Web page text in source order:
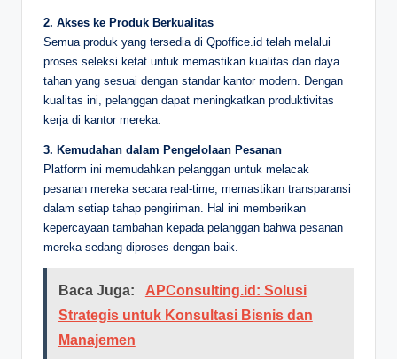
2. Akses ke Produk Berkualitas
Semua produk yang tersedia di Qpoffice.id telah melalui
proses seleksi ketat untuk memastikan kualitas dan daya
tahan yang sesuai dengan standar kantor modern. Dengan
kualitas ini, pelanggan dapat meningkatkan produktivitas
kerja di kantor mereka.
3. Kemudahan dalam Pengelolaan Pesanan
Platform ini memudahkan pelanggan untuk melacak
pesanan mereka secara real-time, memastikan transparansi
dalam setiap tahap pengiriman. Hal ini memberikan
kepercayaan tambahan kepada pelanggan bahwa pesanan
mereka sedang diproses dengan baik.
Baca Juga:
APConsulting.id: Solusi
Strategis untuk Konsultasi Bisnis dan
Manajemen